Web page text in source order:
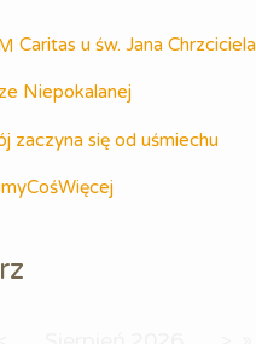
Caritas u św. Jana Chrzciciela
Niepokalanej
zaczyna się od uśmiechu